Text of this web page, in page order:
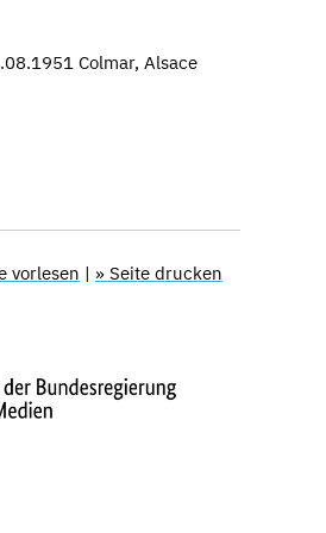
Colmar, Alsace
vorlesen | » Seite drucken